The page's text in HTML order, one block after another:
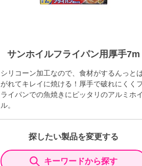
サンホイルフライパン用厚手7m
シリコーン加工なので、食材がするんっと
がれてキレイに焼ける！厚手で破れにくくフ
ライパンでの魚焼きにピッタリのアルミホイ
ル。
探したい製品を変更する
キーワードから探す